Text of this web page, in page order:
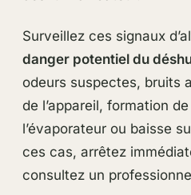
Surveillez ces signaux
danger potentiel du
odeurs suspectes, bruits
de l’appareil, formation
l’évaporateur ou baisse
ces cas, arrêtez
consultez un